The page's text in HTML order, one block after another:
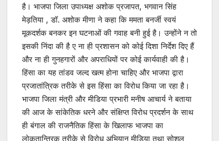
है। भाजपा जिला उपाध्यक्ष अशोक प्रजापत, भगवान सिंह
मेड़तिया , डॉ. अशोक मीणा ने कहा कि ममता बनर्जी स्वयं
मूकदर्शक बनकर इन घटनाओं की गवाह बनी हुई है। उन्होंने न तो
इसकी निंदा की है ए ना ही प्रशासन को कोई दिशा निर्देश दिए हैं
और ना ही गुनहगारों और अपराधियों पर कोई कार्यवाही की है।
हिंसा का यह तांडव जल्द खत्म होना चाहिए और भाजपा द्वारा
प्रजातांत्रिक तरीके से इस हिंसा का विरोध किया जा रहा है।
भाजपा जिला मंत्री और मीडिया प्रभारी मनीष आचार्य ने बताया
की आज के सांकेतिक धरने और संक्षिप्त विरोध प्रदर्शन के साथ
ही बंगाल की राजनैतिक हिंसा के खिलाफ भाजपा का
लोकतान्त्रिक तरीके से विरोध अभियान मीडिया तथा सोशल